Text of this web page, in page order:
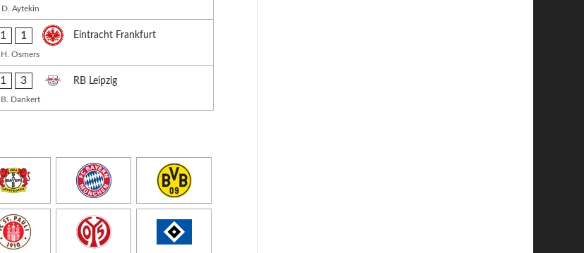
D. Aytekin
1 1 Eintracht Frankfurt
H. Osmers
1 3 RB Leipzig
B. Dankert